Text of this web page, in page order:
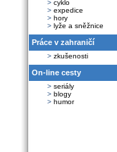
> cyklo
> expedice
> hory
> lyže a sněžnice
Práce v zahraničí
> zkušenosti
On-line cesty
> seriály
> blogy
> humor